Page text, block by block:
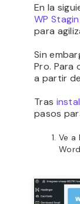
En la
WP
para
Sin
Pro. Para
a partir
Tras
pasos
Ve a